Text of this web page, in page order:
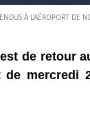
À L'AÉROPORT DE
de retour
mercredi